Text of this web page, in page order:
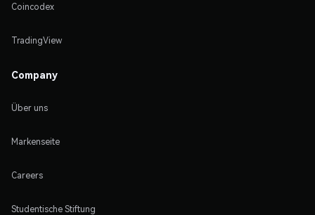
Coincodex
TradingView
Company
Über uns
Markenseite
Careers
Studentische Stiftung